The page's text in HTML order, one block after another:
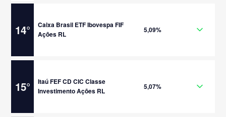
14°
Caixa Brasil ETF Ibovespa FIF
Ações RL
5,09%
15°
Itaú FEF CD CIC Classe
Investimento Ações RL
5,07%